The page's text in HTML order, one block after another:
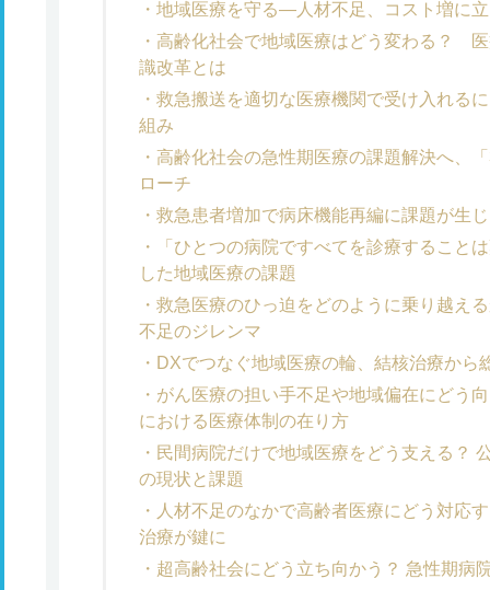
地域医療を守る―人材不足、コスト増に
高齢化社会で地域医療はどう変わる？
識改革とは
救急搬送を適切な医療機関で受け入れる
組み
高齢化社会の急性期医療の課題解決へ、
ローチ
救急患者増加で病床機能再編に課題が生
「ひとつの病院ですべてを診療すること
した地域医療の課題
救急医療のひっ迫をどのように乗り越え
不足のジレンマ
DXでつなぐ地域医療の輪、結核治療から
がん医療の担い手不足や地域偏在にどう
における医療体制の在り方
民間病院だけで地域医療をどう支える？
の現状と課題
人材不足のなかで高齢者医療にどう対応
治療が鍵に
超高齢社会にどう立ち向かう？ 急性期病